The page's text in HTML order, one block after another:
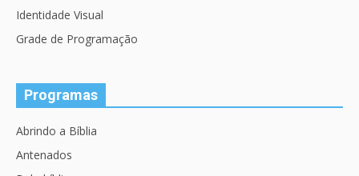
Identidade Visual
Grade de Programação
Programas
Abrindo a Bíblia
Antenados